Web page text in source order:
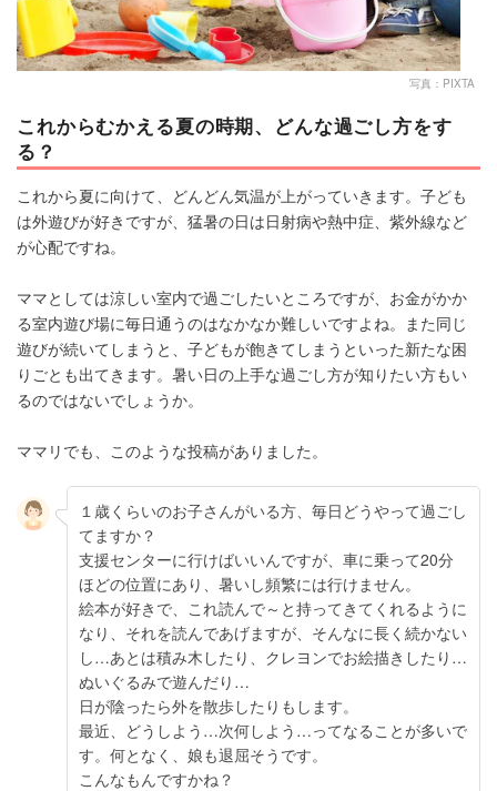
写真：PIXTA
これからむかえる夏の時期、どんな過ごし方をす
る？
これから夏に向けて、どんどん気温が上がっていきます。子ども
は外遊びが好きですが、猛暑の日は日射病や熱中症、紫外線など
が心配ですね。
ママとしては涼しい室内で過ごしたいところですが、お金がかか
る室内遊び場に毎日通うのはなかなか難しいですよね。また同じ
遊びが続いてしまうと、子どもが飽きてしまうといった新たな困
りごとも出てきます。暑い日の上手な過ごし方が知りたい方もい
るのではないでしょうか。
ママリでも、このような投稿がありました。
１歳くらいのお子さんがいる方、毎日どうやって過ごし
てますか？
支援センターに行けばいいんですが、車に乗って20分
ほどの位置にあり、暑いし頻繁には行けません。
絵本が好きで、これ読んで～と持ってきてくれるように
なり、それを読んであげますが、そんなに長く続かない
し…あとは積み木したり、クレヨンでお絵描きしたり…
ぬいぐるみで遊んだり…
日が陰ったら外を散歩したりもします。
最近、どうしよう…次何しよう…ってなることが多いで
す。何となく、娘も退屈そうです。
こんなもんですかね？